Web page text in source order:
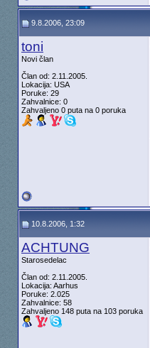
9.8.2006, 23:09
toni
Novi član
Član od: 2.11.2005.
Lokacija: USA
Poruke: 29
Zahvalnice: 0
Zahvaljeno 0 puta na 0 poruka
10.8.2006, 1:32
ACHTUNG
Starosedelac
Član od: 2.11.2005.
Lokacija: Aarhus
Poruke: 2.025
Zahvalnice: 58
Zahvaljeno 148 puta na 103 poruka